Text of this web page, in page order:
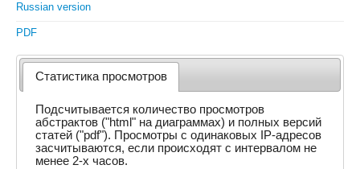
Russian version
PDF
Статистика просмотров
Подсчитывается количество просмотров
абстрактов ("html" на диаграммах) и полных версий
статей ("pdf"). Просмотры с одинаковых IP-адресов
засчитываются, если происходят с интервалом не
менее 2-х часов.